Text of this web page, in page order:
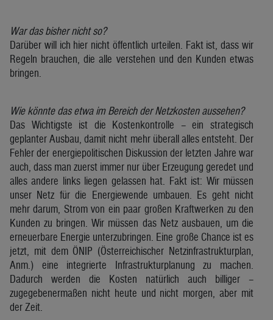
War das bisher nicht so?
Darüber will ich hier nicht öffentlich urteilen. Fakt ist, dass wir
Regeln brauchen, die alle verstehen und den Kunden etwas
bringen.
Wie könnte das etwa im Bereich der Netzkosten aussehen?
Das Wichtigste ist die Kostenkontrolle – ein strategisch
geplanter Ausbau, damit nicht mehr überall alles entsteht. Der
Fehler der energiepolitischen Diskussion der letzten Jahre war
auch, dass man zuerst immer nur über Erzeugung geredet und
alles andere links liegen gelassen hat. Fakt ist: Wir müssen
unser Netz für die Energiewende umbauen. Es geht nicht
mehr darum, Strom von ein paar großen Kraftwerken zu den
Kunden zu bringen. Wir müssen das Netz ausbauen, um die
erneuerbare Energie unterzubringen. Eine große Chance ist es
jetzt, mit dem ÖNIP (Österreichischer Netzinfrastrukturplan,
Anm.) eine integrierte Infrastrukturplanung zu machen.
Dadurch werden die Kosten natürlich auch billiger –
zugegebenermaßen nicht heute und nicht morgen, aber mit
der Zeit.